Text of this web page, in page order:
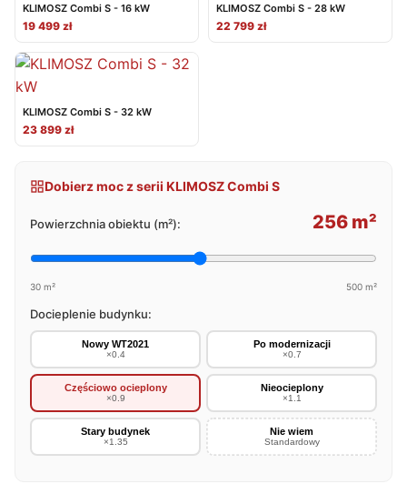
KLIMOSZ Combi S - 16 kW
19 499 zł
KLIMOSZ Combi S - 28 kW
22 799 zł
KLIMOSZ Combi S - 32 kW
23 899 zł
Dobierz moc z serii KLIMOSZ Combi S
Powierzchnia obiektu (m²): 256 m²
30 m² 500 m²
Docieplenie budynku:
Nowy WT2021
×0.4
Po modernizacji
×0.7
Częściowo ocieplony
×0.9
Nieocieplony
×1.1
Stary budynek
×1.35
Nie wiem
Standardowy